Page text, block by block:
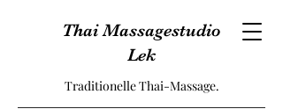
Thai Massagestudio
Lek
Traditionelle Thai-Massage.